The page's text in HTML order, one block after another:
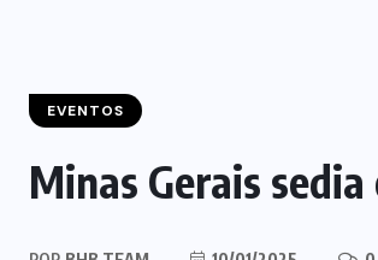
EVENTOS
Minas Gerais